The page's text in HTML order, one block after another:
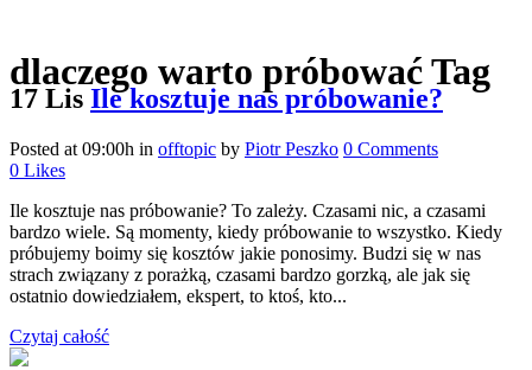
dlaczego warto próbować Tag
17 Lis Ile kosztuje nas próbowanie?
Posted at 09:00h in offtopic by Piotr Peszko 0 Comments
0 Likes
Ile kosztuje nas próbowanie? To zależy. Czasami nic, a czasami
bardzo wiele. Są momenty, kiedy próbowanie to wszystko. Kiedy
próbujemy boimy się kosztów jakie ponosimy. Budzi się w nas
strach związany z porażką, czasami bardzo gorzką, ale jak się
ostatnio dowiedziałem, ekspert, to ktoś, kto...
Czytaj całość